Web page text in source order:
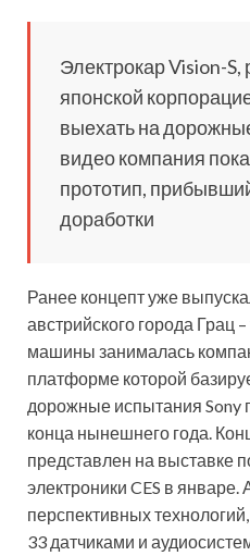
Электрокар Vision-
японской
выехать на
видео компания
прототип,
доработки
Ранее концепт уже
австрийского города Грац
машины занималась
платформе которой
дорожные испытания Sony
конца нынешнего года.
представлен на выставке
электроники CES в
перспективных
33 датчиками и